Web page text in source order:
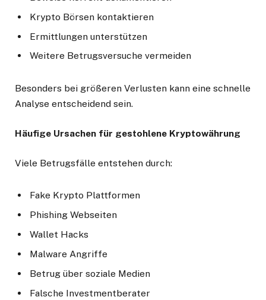
Krypto Börsen kontaktieren
Ermittlungen unterstützen
Weitere Betrugsversuche vermeiden
Besonders bei größeren Verlusten kann eine schnelle
Analyse entscheidend sein.
Häufige Ursachen für gestohlene Kryptowährung
Viele Betrugsfälle entstehen durch:
Fake Krypto Plattformen
Phishing Webseiten
Wallet Hacks
Malware Angriffe
Betrug über soziale Medien
Falsche Investmentberater